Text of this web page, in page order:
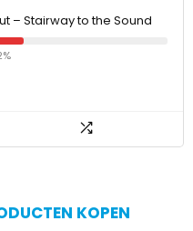
– Stairway to the Sound
KOPEN